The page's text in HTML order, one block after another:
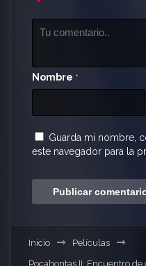
Nombre *
Guarda mi nombre,
este navegador para la
Inicio
Películas
Pocahontas II: Encuentro